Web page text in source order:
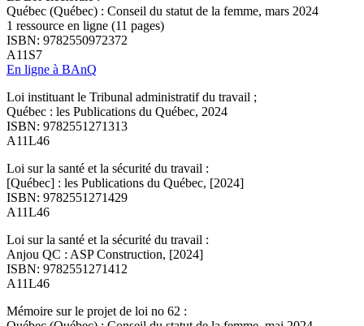
Québec (Québec) : Conseil du statut de la femme, mars 2024
1 ressource en ligne (11 pages)
ISBN: 9782550972372
A11S7
En ligne à BAnQ
Loi instituant le Tribunal administratif du travail ;
Québec : les Publications du Québec, 2024
ISBN: 9782551271313
A11L46
Loi sur la santé et la sécurité du travail :
[Québec] : les Publications du Québec, [2024]
ISBN: 9782551271429
A11L46
Loi sur la santé et la sécurité du travail :
Anjou QC : ASP Construction, [2024]
ISBN: 9782551271412
A11L46
Mémoire sur le projet de loi no 62 :